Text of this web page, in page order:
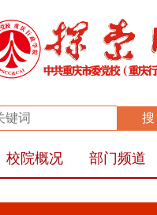
校院概况 部门频道